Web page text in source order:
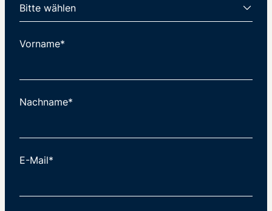
Vorname*
Nachname*
E-Mail*